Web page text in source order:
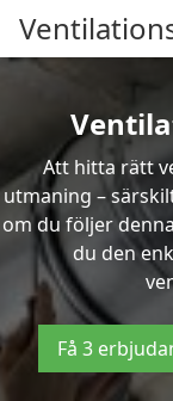
Att hitta rätt
utmaning –
om du följer
du den
Få 3